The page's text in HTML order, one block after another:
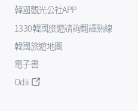
韓國觀光公社APP
1330韓國旅遊諮詢翻譯熱線
韓國旅遊地圖
電子書
Odii